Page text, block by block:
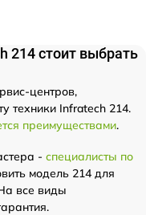
214 стоит выбрать
центров,
техники Infratech 214.
преимуществами.
- специалисты по
модель 214 для
все виды